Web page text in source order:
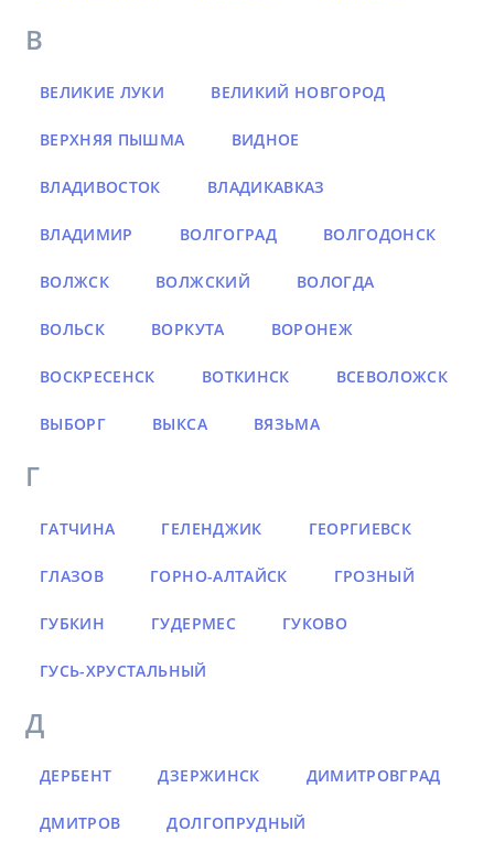
В
ВЕЛИКИЕ ЛУКИ ВЕЛИКИЙ НОВГОРОД
ВЕРХНЯЯ ПЫШМА ВИДНОЕ
ВЛАДИВОСТОК ВЛАДИКАВКАЗ
ВЛАДИМИР ВОЛГОГРАД ВОЛГОДОНСК
ВОЛЖСК ВОЛЖСКИЙ ВОЛОГДА
ВОЛЬСК ВОРКУТА ВОРОНЕЖ
ВОСКРЕСЕНСК ВОТКИНСК ВСЕВОЛОЖСК
ВЫБОРГ ВЫКСА ВЯЗЬМА
Г
ГАТЧИНА ГЕЛЕНДЖИК ГЕОРГИЕВСК
ГЛАЗОВ ГОРНО-АЛТАЙСК ГРОЗНЫЙ
ГУБКИН ГУДЕРМЕС ГУКОВО
ГУСЬ-ХРУСТАЛЬНЫЙ
Д
ДЕРБЕНТ ДЗЕРЖИНСК ДИМИТРОВГРАД
ДМИТРОВ ДОЛГОПРУДНЫЙ